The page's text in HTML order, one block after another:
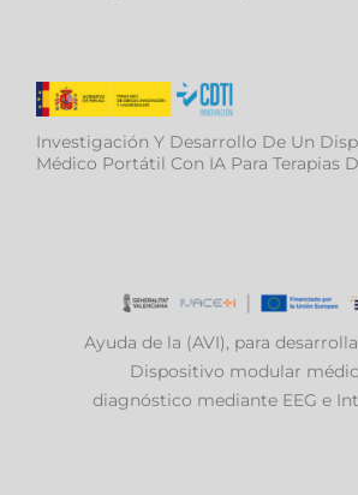
Investigación Y Desarrollo De Un
Médico Portátil Con IA Para Terapias
Ayuda de la (AVI), para
Dispositivo modular
diagnóstico mediante EEG e